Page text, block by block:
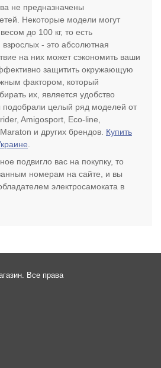
не предназначены
Некоторые модели могут
до 100 кг, то есть
- это абсолютная
на них может сэкономить ваши
защитить окружающую
фактором, который
их, является удобство
подобрали целый ряд моделей от
Amigosport, Eco-line,
и других брендов. Купить
подвигло вас на покупку, то
номерам на сайте, и вы
электросамоката в
Все права